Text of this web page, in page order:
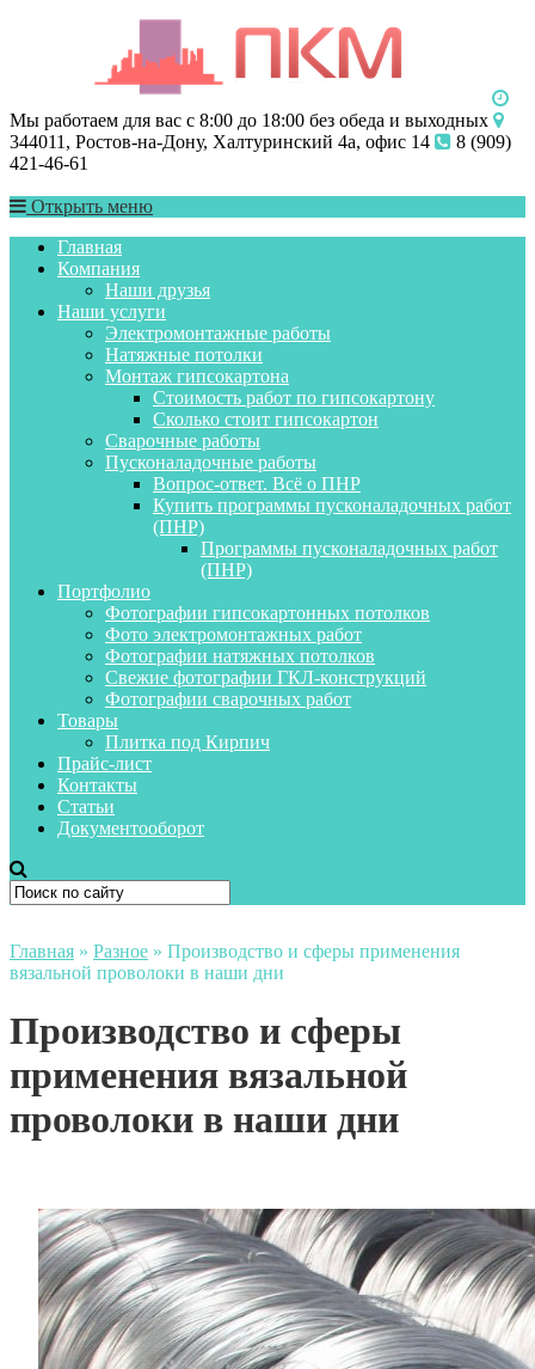
Мы работаем для вас с 8:00 до 18:00 без обеда и выходных
344011, Ростов-на-Дону, Халтуринский 4а, офис 14
8 (909)
421-46-61
Открыть меню
Главная
Компания
Наши друзья
Наши услуги
Электромонтажные работы
Натяжные потолки
Монтаж гипсокартона
Стоимость работ по гипсокартону
Сколько стоит гипсокартон
Сварочные работы
Пусконаладочные работы
Вопрос-ответ. Всё о ПНР
Купить программы пусконаладочных работ
(ПНР)
Программы пусконаладочных работ
(ПНР)
Портфолио
Фотографии гипсокартонных потолков
Фото электромонтажных работ
Фотографии натяжных потолков
Свежие фотографии ГКЛ-конструкций
Фотографии сварочных работ
Товары
Плитка под Кирпич
Прайс-лист
Контакты
Статьи
Документооборот
Главная » Разное » Производство и сферы применения
вязальной проволоки в наши дни
Производство и сферы
применения вязальной
проволоки в наши дни